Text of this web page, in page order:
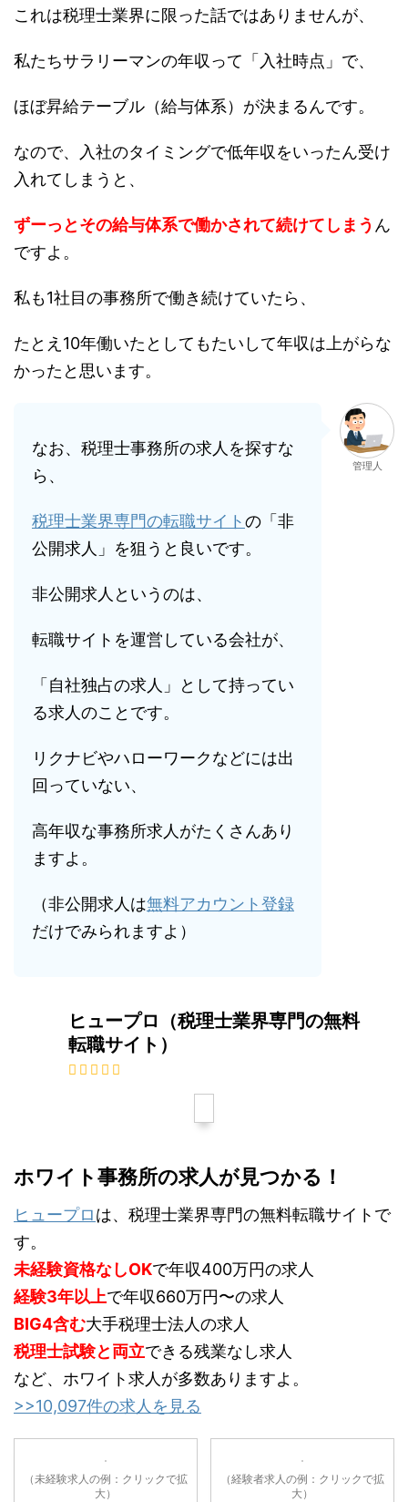
これは税理士業界に限った話ではありませんが、
私たちサラリーマンの年収って「入社時点」で、
ほぼ昇給テーブル（給与体系）が決まるんです。
なので、入社のタイミングで低年収をいったん受け
入れてしまうと、
ずーっとその給与体系で働かされて続けてしまう ん
ですよ。
私も1社目の事務所で働き続けていたら、
たとえ10年働いたとしてもたいして年収は上がらな
かったと思います。
なお、税理士事務所の求人を探すな
ら、
税理士業界専門の転職サイトの「非
公開求人」を狙うと良いです。
非公開求人というのは、
転職サイトを運営している会社が、
「自社独占の求人」として持ってい
る求人のことです。
リクナビやハローワークなどには出
回っていない、
高年収な事務所求人がたくさんあり
ますよ。
（非公開求人は無料アカウント登録
だけでみられますよ）
管理人
ヒュープロ（税理士業界専門の無料
転職サイト）
ホワイト事務所の求人が見つかる！
ヒュープロは、税理士業界専門の無料転職サイトで
す。
未経験資格なしOKで年収400万円の求人
経験3年以上で年収660万円〜の求人
BIG4含む大手税理士法人の求人
税理士試験と両立できる残業なし求人
など、ホワイト求人が多数ありますよ。
>>10,097件の求人を見る
（未経験求人の例：クリックで拡
大）
（経験者求人の例：クリックで拡
大）